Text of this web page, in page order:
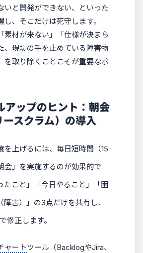
いと開発ができない、といった
し、そこだけは死守します。
素材が来ない」「仕様が決まら
、現場の手を止めている障害物
を取り除くことこそが重要なポ
アップのヒント：朝会
ースクラム）の導入
を上げるには、毎日短時間（15
会」を実施するのが効果的で
たこと」「今日やること」「困
障害）」の3点だけを共有し、
修正します。
ャートツール（BacklogやJira、